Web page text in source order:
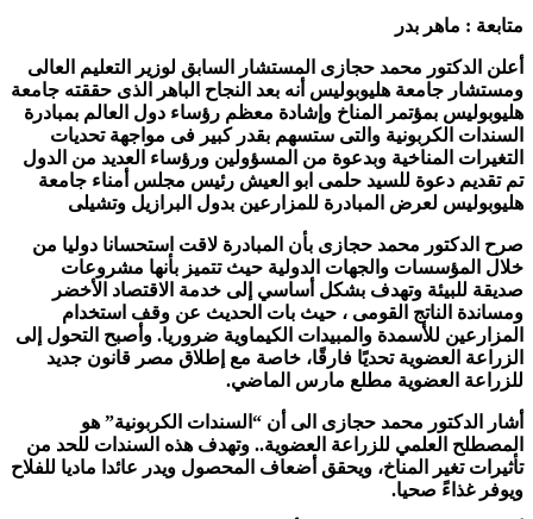
متابعة : ماهر بدر
أعلن الدكتور محمد حجازى المستشار السابق لوزير التعليم العالى
ومستشار جامعة هليوبوليس أنه بعد النجاح الباهر الذى حققته جامعة
هليوبوليس بمؤتمر المناخ وإشادة معظم رؤساء دول العالم بمبادرة
السندات الكربونية والتى ستسهم بقدر كبير فى مواجهة تحديات
التغيرات المناخية وبدعوة من المسؤولين ورؤساء العديد من الدول
تم تقديم دعوة للسيد حلمى ابو العيش رئيس مجلس أمناء جامعة
هليوبوليس لعرض المبادرة للمزارعين بدول البرازيل وتشيلى
صرح الدكتور محمد حجازى بأن المبادرة لاقت استحسانا دوليا من
خلال المؤسسات والجهات الدولية حيث تتميز بأنها مشروعات
صديقة للبيئة وتهدف بشكل أساسي إلى خدمة الاقتصاد الأخضر
ومساندة الناتج القومى ، حيث بات الحديث عن وقف استخدام
المزارعين للأسمدة والمبيدات الكيماوية ضروريا. وأصبح التحول إلى
الزراعة العضوية تحديًا فارقًا، خاصة مع إطلاق مصر قانون جديد
للزراعة العضوية مطلع مارس الماضي.
أشار الدكتور محمد حجازى الى أن “السندات الكربونية” هو
المصطلح العلمي للزراعة العضوية.. وتهدف هذه السندات للحد من
تأثيرات تغير المناخ، ويحقق أضعاف المحصول ويدر عائدا ماديا للفلاح
ويوفر غذاءً صحيا.